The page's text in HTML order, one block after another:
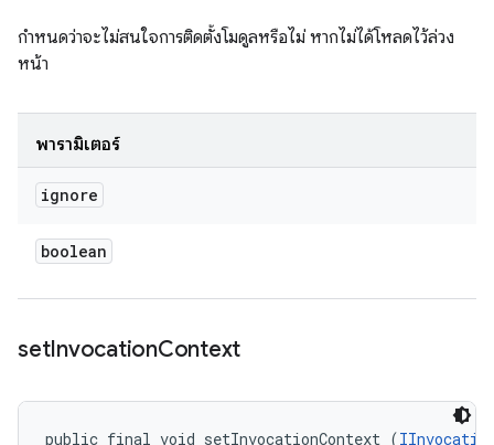
กำหนดว่าจะไม่สนใจการติดตั้งโมดูลหรือไม่ หากไม่ได้โหลดไว้ล่วง
หน้า
พารามิเตอร์
ignore
boolean
setInvocationContext
public final void setInvocationContext (